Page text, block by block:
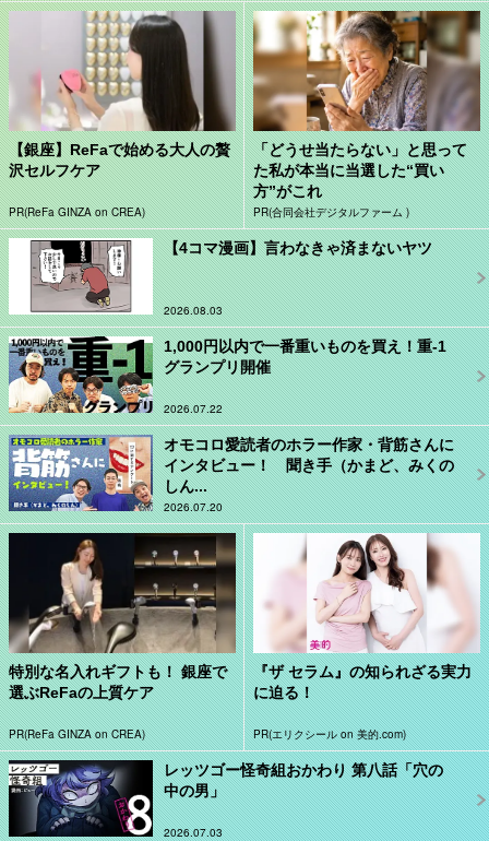
【銀座】ReFaで始める大人の贅
沢セルフケア
PR(ReFa GINZA on CREA)
「どうせ当たらない」と思って
た私が本当に当選した“買い
方”がこれ
PR(合同会社デジタルファーム )
【4コマ漫画】言わなきゃ済まないヤツ
2026.08.03
1,000円以内で一番重いものを買え！重-1
グランプリ開催
2026.07.22
オモコロ愛読者のホラー作家・背筋さんに
インタビュー！ 聞き手（かまど、みくの
しん...
2026.07.20
特別な名入れギフトも！ 銀座で
選ぶReFaの上質ケア
PR(ReFa GINZA on CREA)
『ザ セラム』の知られざる実力
に迫る！
PR(エリクシール on 美的.com)
レッツゴー怪奇組おかわり 第八話「穴の
中の男」
2026.07.03